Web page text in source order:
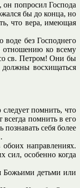
попросил Господа
бы до конца, но
что вера, имеющая
без Господнего
отношению ко всему
со св. Петром! Они бы
восхищаться
помнить, что
помнить в его
себя более
направлениях.
сил, особенно когда
Божьими детьми или